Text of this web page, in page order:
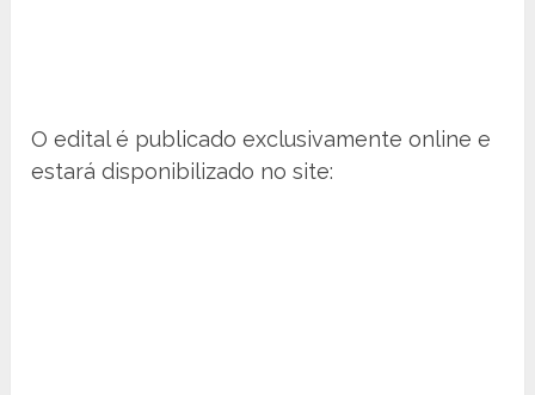
O edital é publicado exclusivamente online e
estará disponibilizado no site: